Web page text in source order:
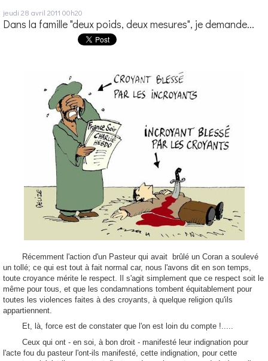
jeudi 28 avril 2011 00h20
Dans la famille "deux poids, deux mesures", je demande...
Récemment l'action d'un Pasteur qui avait brûlé un Coran a soulevé
un tollé; ce qui est tout à fait normal car, nous l'avons dit en son temps,
toute croyance mérite le respect. Il s'agit simplement que ce respect soit le
même pour tous, et que les condamnations tombent équitablement pour
toutes les violences faites à des croyants, à quelque religion qu'ils
appartiennent.
Et, là, force est de constater que l'on est loin du compte !.....
Ceux qui ont - en soi, à bon droit - manifesté leur indignation pour
l'acte fou du pasteur l'ont-ils manifesté, cette indignation, pour cette